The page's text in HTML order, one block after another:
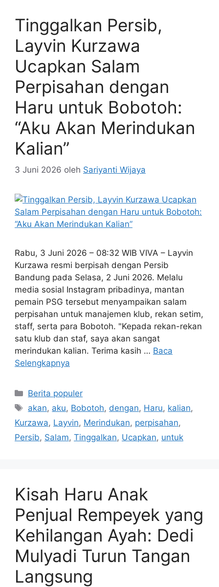
Tinggalkan Persib,
Layvin Kurzawa
Ucapkan Salam
Perpisahan dengan
Haru untuk Bobotoh:
“Aku Akan Merindukan
Kalian”
3 Juni 2026 oleh Sariyanti Wijaya
Rabu, 3 Juni 2026 – 08:32 WIB VIVA – Layvin
Kurzawa resmi berpisah dengan Persib
Bandung pada Selasa, 2 Juni 2026. Melalu
media sosial Instagram pribadinya, mantan
pemain PSG tersebut menyampaikan salam
perpisahan untuk manajemen klub, rekan setim,
staff, serta para Bobotoh. "Kepada rekan-rekan
satu klub dan staf, saya akan sangat
merindukan kalian. Terima kasih … Baca
Selengkapnya
Kategori
Berita populer
Tag
akan, aku, Bobotoh, dengan, Haru, kalian,
Kurzawa, Layvin, Merindukan, perpisahan,
Persib, Salam, Tinggalkan, Ucapkan, untuk
Kisah Haru Anak
Penjual Rempeyek yang
Kehilangan Ayah: Dedi
Mulyadi Turun Tangan
Langsung